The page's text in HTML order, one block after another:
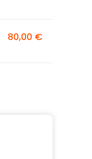
80,00 €